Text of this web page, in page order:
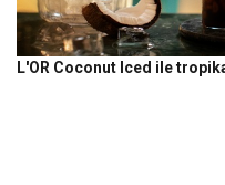
L'OR Coconut Iced ile